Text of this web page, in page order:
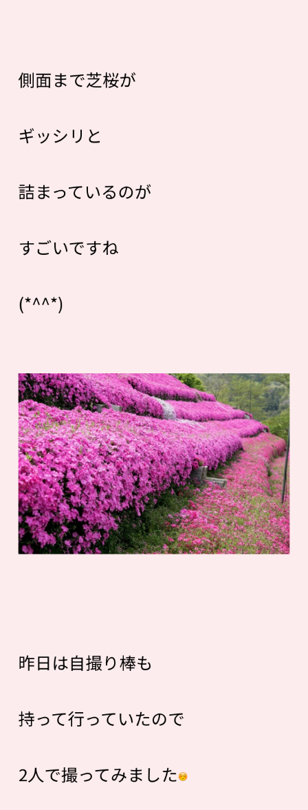
側面まで芝桜が
ギッシリと
詰まっているのが
すごいですね
(*^^*)
昨日は自撮り棒も
持って行っていたので
2人で撮ってみました